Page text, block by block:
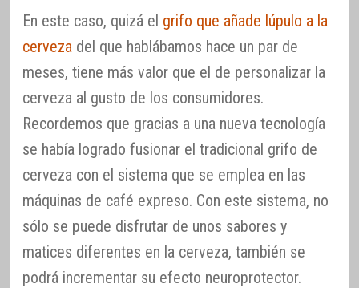
En este caso, quizá el grifo que añade lúpulo a la
cerveza del que hablábamos hace un par de
meses, tiene más valor que el de personalizar la
cerveza al gusto de los consumidores.
Recordemos que gracias a una nueva tecnología
se había logrado fusionar el tradicional grifo de
cerveza con el sistema que se emplea en las
máquinas de café expreso. Con este sistema, no
sólo se puede disfrutar de unos sabores y
matices diferentes en la cerveza, también se
podrá incrementar su efecto neuroprotector.